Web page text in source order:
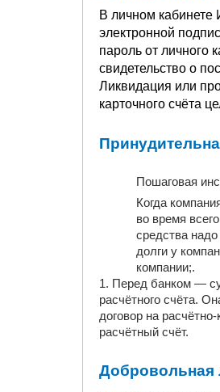
В личном
электронной
пароль от личного
свидетельство о
Ликвидация или
карточного счёта
Пошаговая
Когда
во время
средства
долги у
компании;.
1. Перед банком —
расчётного счёта.
договор на
расчётный счёт.
Добровольная